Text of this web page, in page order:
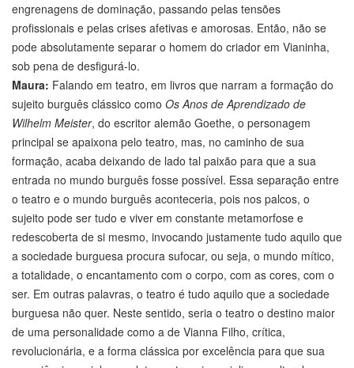
engrenagens de dominação, passando pelas tensões
profissionais e pelas crises afetivas e amorosas. Então, não se
pode absolutamente separar o homem do criador em Vianinha,
sob pena de desfigurá-lo.
Maura: Falando em teatro, em livros que narram a formação do
sujeito burguês clássico como Os Anos de Aprendizado de
Wilhelm Meister, do escritor alemão Goethe, o personagem
principal se apaixona pelo teatro, mas, no caminho de sua
formação, acaba deixando de lado tal paixão para que a sua
entrada no mundo burguês fosse possível. Essa separação entre
o teatro e o mundo burguês aconteceria, pois nos palcos, o
sujeito pode ser tudo e viver em constante metamorfose e
redescoberta de si mesmo, invocando justamente tudo aquilo que
a sociedade burguesa procura sufocar, ou seja, o mundo mítico,
a totalidade, o encantamento com o corpo, com as cores, com o
ser. Em outras palavras, o teatro é tudo aquilo que a sociedade
burguesa não quer. Neste sentido, seria o teatro o destino maior
de uma personalidade como a de Vianna Filho, crítica,
revolucionária, e a forma clássica por excelência para que sua